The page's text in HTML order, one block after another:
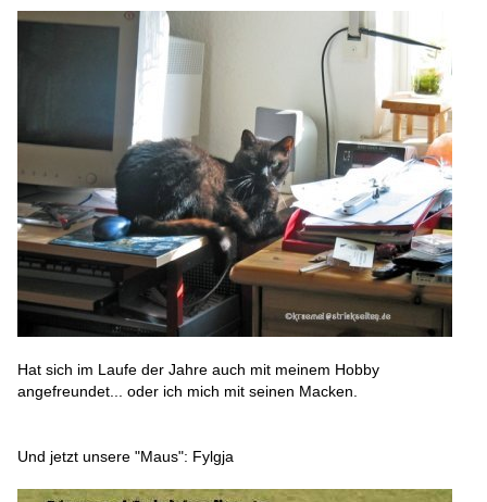
Hat sich im Laufe der Jahre auch mit meinem Hobby
angefreundet... oder ich mich mit seinen Macken.
Und jetzt unsere "Maus": Fylgja